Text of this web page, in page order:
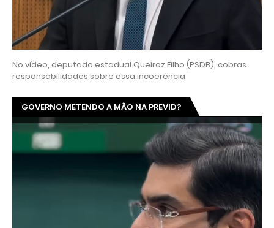
No vídeo, deputado estadual Queiroz Filho (PSDB), cobras
responsabilidades sobre essa incoerência
GOVERNO METENDO A MÃO NA PREVID?